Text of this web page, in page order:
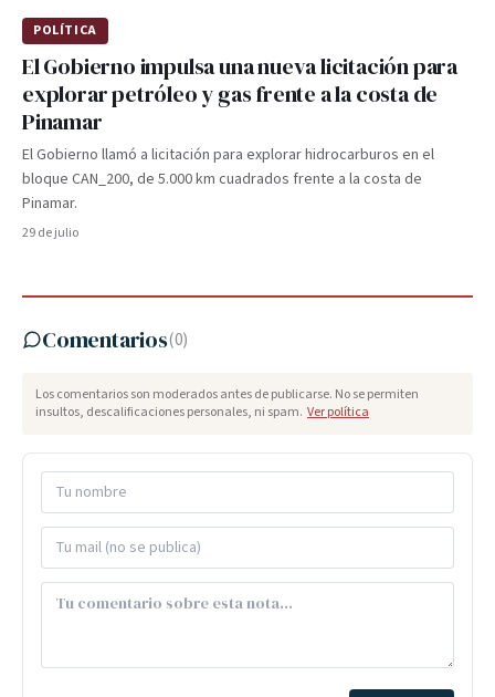
POLÍTICA
El Gobierno impulsa una nueva licitación para
explorar petróleo y gas frente a la costa de
Pinamar
El Gobierno llamó a licitación para explorar hidrocarburos en el
bloque CAN_200, de 5.000 km cuadrados frente a la costa de
Pinamar.
29 de julio
Comentarios(0)
Los comentarios son moderados antes de publicarse. No se permiten
insultos, descalificaciones personales, ni spam. Ver política